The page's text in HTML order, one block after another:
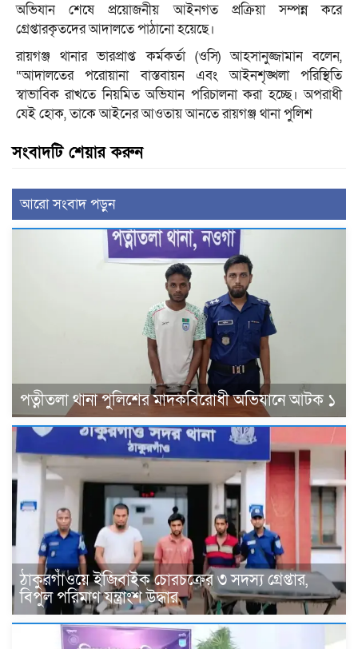
অভিযান শেষে প্রয়োজনীয় আইনগত প্রক্রিয়া সম্পন্ন করে
গ্রেপ্তারকৃতদের আদালতে পাঠানো হয়েছে।
রায়গঞ্জ থানার ভারপ্রাপ্ত কর্মকর্তা (ওসি) আহসানুজ্জামান বলেন,
“আদালতের পরোয়ানা বাস্তবায়ন এবং আইনশৃঙ্খলা পরিস্থিতি
স্বাভাবিক রাখতে নিয়মিত অভিযান পরিচালনা করা হচ্ছে। অপরাধী
যেই হোক, তাকে আইনের আওতায় আনতে রায়গঞ্জ থানা পুলিশ
সংবাদটি শেয়ার করুন
আরো সংবাদ পড়ুন
পত্নীতলা থানা পুলিশের মাদকবিরোধী অভিযানে আটক ১
ঠাকুরগাঁওয়ে ইজিবাইক চোরচক্রের ৩ সদস্য গ্রেপ্তার,
বিপুল পরিমাণ যন্ত্রাংশ উদ্ধার ‎